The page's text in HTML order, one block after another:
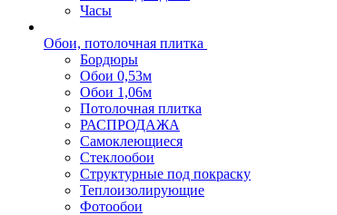
Часы
Обои, потолочная плитка
Бордюры
Обои 0,53м
Обои 1,06м
Потолочная плитка
РАСПРОДАЖА
Самоклеющиеся
Стеклообои
Структурные под покраску
Теплоизолирующие
Фотообои